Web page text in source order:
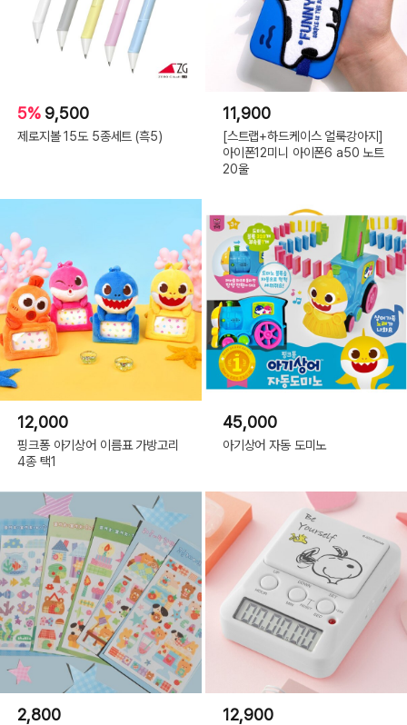
5% 9,500
제로지볼 15도 5종세트 (흑5)
11,900
[스트랩+하드케이스 얼룩강아지]
아이폰12미니 아이폰6 a50 노트
20울
12,000
핑크퐁 아기상어 이름표 가방고리
4종 택1
45,000
아기상어 자동 도미노
2,800 12,900